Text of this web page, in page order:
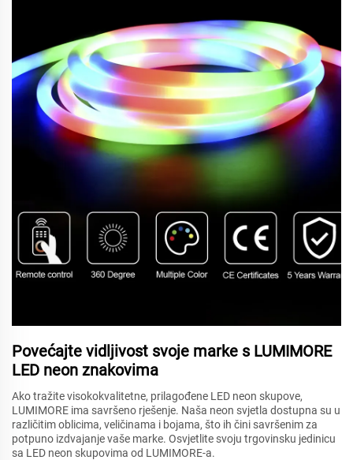
Povećajte vidljivost svoje marke s LUMIMORE
LED neon znakovima
Ako tražite visokokvalitetne, prilagođene LED neon skupove,
LUMIMORE ima savršeno rješenje. Naša neon svjetla dostupna su u
različitim oblicima, veličinama i bojama, što ih čini savršenim za
potpuno izdvajanje vaše marke. Osvjetlite svoju trgovinsku jedinicu
sa LED neon skupovima od LUMIMORE-a.